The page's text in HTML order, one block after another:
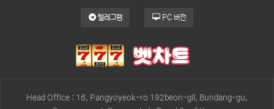
텔레그램 PC 버전
Head Office : 16, Pangyoyeok-ro 192beon-gil, Bundang-gu,